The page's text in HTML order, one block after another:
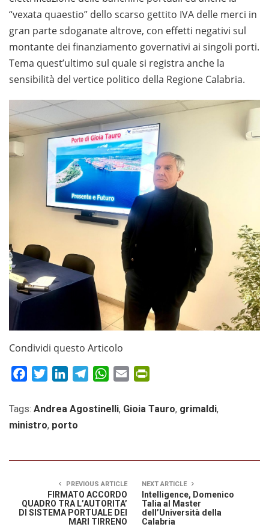
“vexata quaestio” dello scarso gettito IVA delle merci in
gran parte sdoganate altrove, con effetti negativi sul
montante dei finanziamento governativi ai singoli porti.
Tema quest’ultimo sul quale si registra anche la
sensibilità del vertice politico della Regione Calabria.
Condividi questo Articolo
FacebookTwitterLinkedInTelegramWhatsApp
Email
Tags: Andrea Agostinelli, Gioia Tauro, grimaldi,
ministro, porto
PREVIOUS ARTICLE
FIRMATO ACCORDO
QUADRO TRA L’AUTORITA’
DI SISTEMA PORTUALE DEI
MARI TIRRENO
NEXT ARTICLE
Intelligence, Domenico
Talia al Master
dell’Università della
Calabria